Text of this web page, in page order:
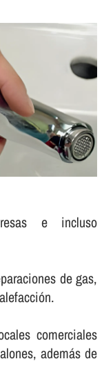
e incluso
de gas,
comerciales
además de